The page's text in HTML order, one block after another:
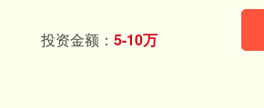
投资金额： 5-10万